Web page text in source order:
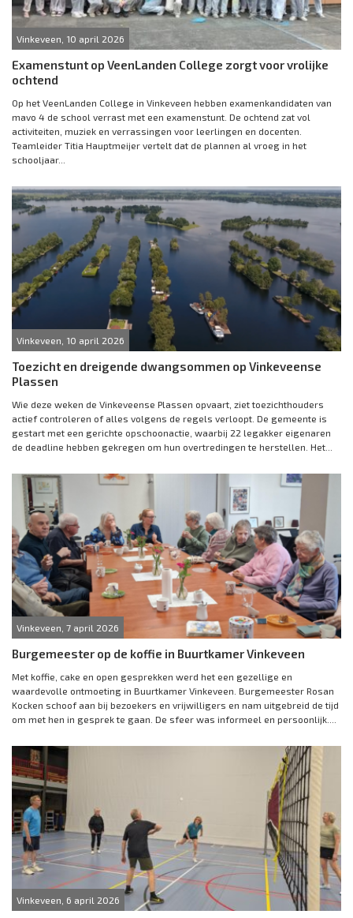
Vinkeveen, 10 april 2026
Examenstunt op VeenLanden College zorgt voor vrolijke
ochtend
Op het VeenLanden College in Vinkeveen hebben examenkandidaten van
mavo 4 de school verrast met een examenstunt. De ochtend zat vol
activiteiten, muziek en verrassingen voor leerlingen en docenten.
Teamleider Titia Hauptmeijer vertelt dat de plannen al vroeg in het
schooljaar...
Vinkeveen, 10 april 2026
Toezicht en dreigende dwangsommen op Vinkeveense
Plassen
Wie deze weken de Vinkeveense Plassen opvaart, ziet toezichthouders
actief controleren of alles volgens de regels verloopt. De gemeente is
gestart met een gerichte opschoonactie, waarbij 22 legakker eigenaren
de deadline hebben gekregen om hun overtredingen te herstellen. Het...
Vinkeveen, 7 april 2026
Burgemeester op de koffie in Buurtkamer Vinkeveen
Met koffie, cake en open gesprekken werd het een gezellige en
waardevolle ontmoeting in Buurtkamer Vinkeveen. Burgemeester Rosan
Kocken schoof aan bij bezoekers en vrijwilligers en nam uitgebreid de tijd
om met hen in gesprek te gaan. De sfeer was informeel en persoonlijk....
Vinkeveen, 6 april 2026